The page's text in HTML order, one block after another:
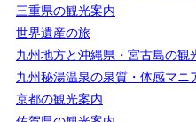
三重県の観光案内
世界遺産の旅
九州地方と沖縄県・宮古島の観
九州秘湯温泉の泉質・体感マニ
京都の観光案内